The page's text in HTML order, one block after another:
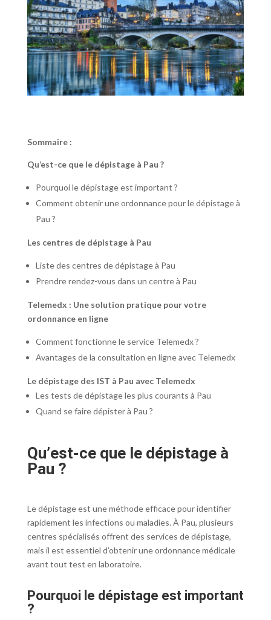
Sommaire :
Qu’est-ce que le dépistage à Pau ?
Pourquoi le dépistage est important ?
Comment obtenir une ordonnance pour le dépistage à
Pau ?
Les centres de dépistage à Pau
Liste des centres de dépistage à Pau
Prendre rendez-vous dans un centre à Pau
Telemedx : Une solution pratique pour votre
ordonnance en ligne
Comment fonctionne le service Telemedx ?
Avantages de la consultation en ligne avec Telemedx
Le dépistage des IST à Pau avec Telemedx
Les tests de dépistage les plus courants à Pau
Quand se faire dépister à Pau ?
Qu’est-ce que le dépistage à
Pau ?
Le dépistage est une méthode efficace pour identifier
rapidement les infections ou maladies. À Pau, plusieurs
centres spécialisés offrent des services de dépistage,
mais il est essentiel d’obtenir une ordonnance médicale
avant tout test en laboratoire.
Pourquoi le dépistage est important
?